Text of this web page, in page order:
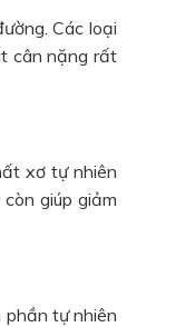
Các loại
cân nặng rất
xơ tự nhiên
giúp giảm
phần tự nhiên